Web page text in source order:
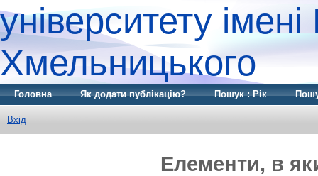
університету
Хмельницького
Головна Як додати публікацію? Пошук : Рік
Вхід
Елементи, в